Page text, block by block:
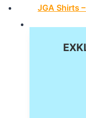
JGA Shirts